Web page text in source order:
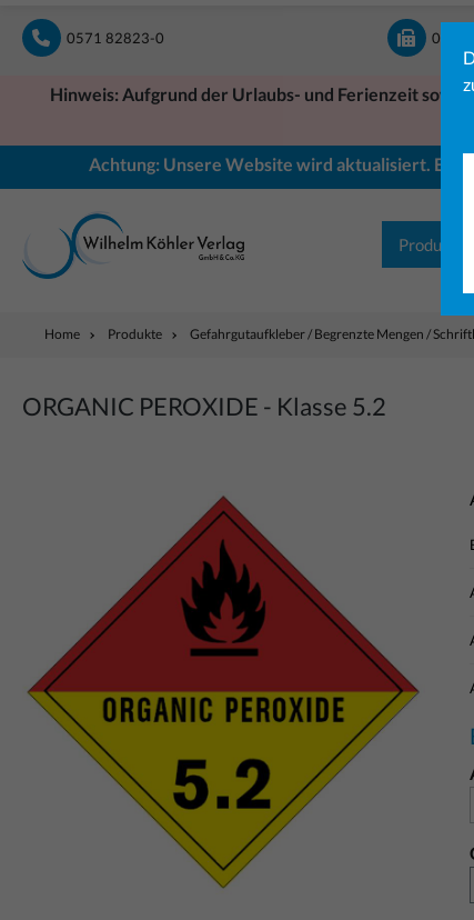
0571 82823-0 0571
Hinweis: Aufgrund der Urlaubs- und Ferienzeit
Achtung: Unsere Website wird aktualisiert.
Produkte
Home Produkte Gefahrgutaufkleber / Begrenzte Mengen /
ORGANIC PEROXIDE - Klasse 5.2